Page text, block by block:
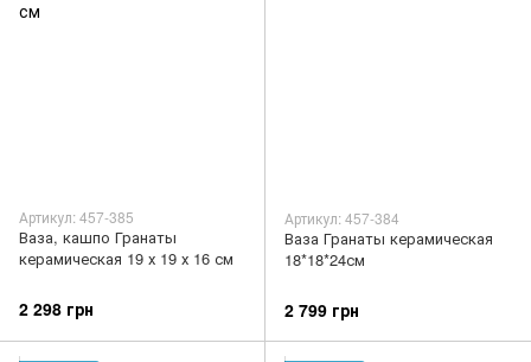
Артикул: 457-385
Ваза, кашпо Гранаты
керамическая 19 х 19 х 16 см
2 298 грн
Артикул: 457-384
Ваза Гранаты керамическая
18*18*24см
2 799 грн